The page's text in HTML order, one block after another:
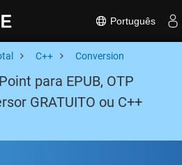
Português
C++ Conversion
para EPUB, OTP
GRATUITO ou C++